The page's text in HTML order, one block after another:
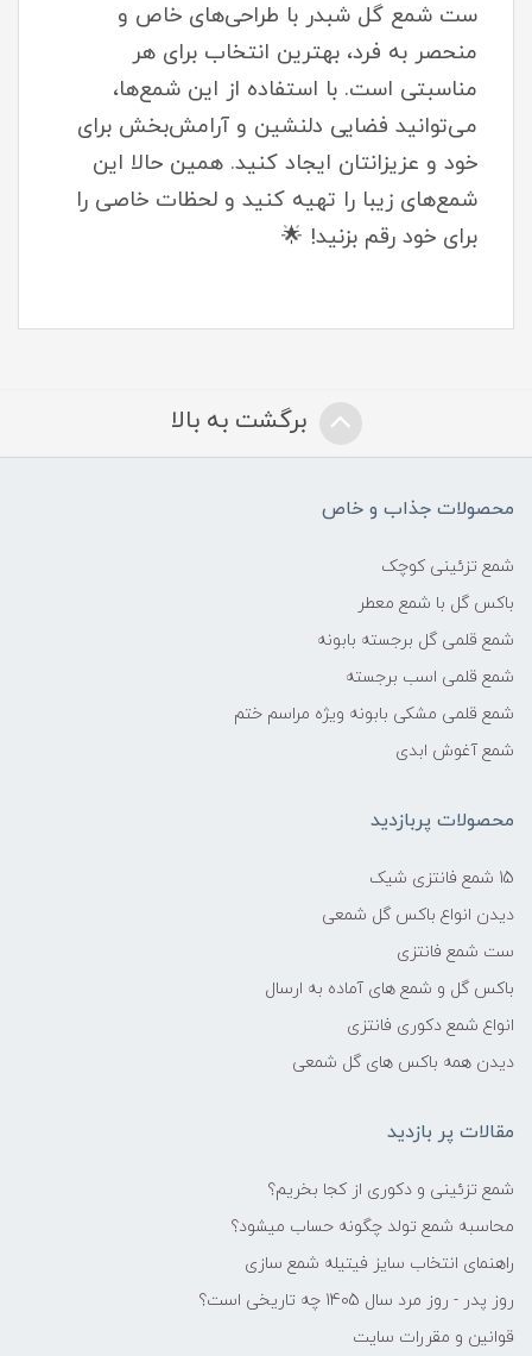
ست شمع گل شبدر با طراحی‌های خاص و
منحصر به فرد، بهترین انتخاب برای هر
مناسبتی است. با استفاده از این شمع‌ها،
می‌توانید فضایی دلنشین و آرامش‌بخش برای
خود و عزیزانتان ایجاد کنید. همین حالا این
شمع‌های زیبا را تهیه کنید و لحظات خاصی را
برای خود رقم بزنید! 🌟
برگشت به بالا
محصولات جذاب و خاص
شمع تزئینی کوچک
باکس گل با شمع معطر
شمع قلمی گل برجسته بابونه
شمع قلمی اسب برجسته
شمع قلمی مشکی بابونه ویژه مراسم ختم
شمع آغوش ابدی
محصولات پربازدید
15 شمع فانتزی شیک
دیدن انواع باکس گل شمعی
ست شمع فانتزی
باکس گل و شمع های آماده به ارسال
انواع شمع دکوری فانتزی
دیدن همه باکس های گل شمعی
مقالات پر بازدید
شمع تزئینی و دکوری از کجا بخریم؟
محاسبه شمع تولد چگونه حساب میشود؟
راهنمای انتخاب سایز فیتیله شمع سازی
روز پدر - روز مرد سال 1405 چه تاریخی است؟
قوانین و مقررات سایت